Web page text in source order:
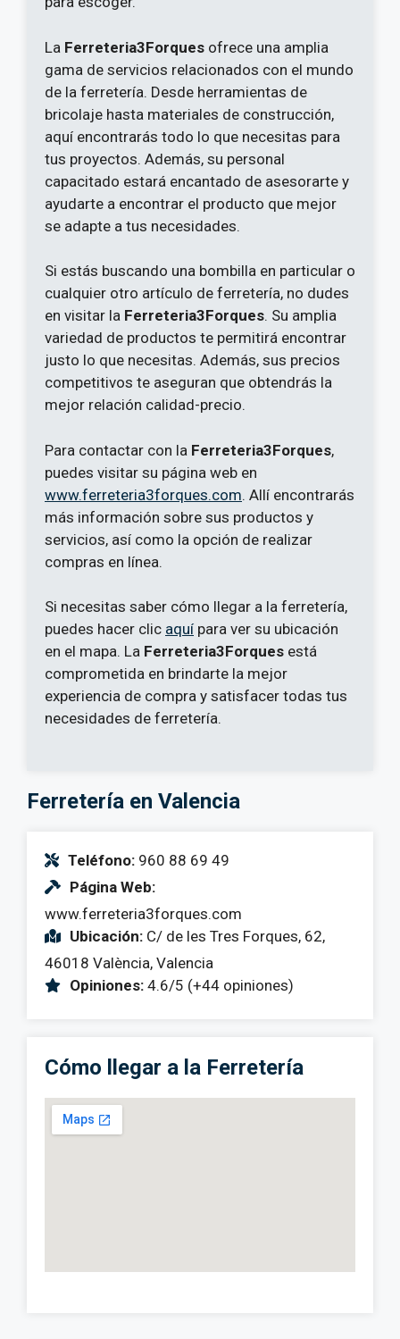
La Ferreteria3Forques ofrece una amplia
gama de servicios relacionados con el mundo
de la ferretería. Desde herramientas de
bricolaje hasta materiales de construcción,
aquí encontrarás todo lo que necesitas para
tus proyectos. Además, su personal
capacitado estará encantado de asesorarte y
ayudarte a encontrar el producto que mejor
se adapte a tus necesidades.
Si estás buscando una bombilla en particular o
cualquier otro artículo de ferretería, no dudes
en visitar la Ferreteria3Forques. Su amplia
variedad de productos te permitirá encontrar
justo lo que necesitas. Además, sus precios
competitivos te aseguran que obtendrás la
mejor relación calidad-precio.
Para contactar con la Ferreteria3Forques,
puedes visitar su página web en
www.ferreteria3forques.com. Allí encontrarás
más información sobre sus productos y
servicios, así como la opción de realizar
compras en línea.
Si necesitas saber cómo llegar a la ferretería,
puedes hacer clic aquí para ver su ubicación
en el mapa. La Ferreteria3Forques está
comprometida en brindarte la mejor
experiencia de compra y satisfacer todas tus
necesidades de ferretería.
Ferretería en Valencia
Teléfono: 960 88 69 49
Página Web:
www.ferreteria3forques.com
Ubicación: C/ de les Tres Forques, 62,
46018 València, Valencia
Opiniones: 4.6/5 (+44 opiniones)
Cómo llegar a la Ferretería